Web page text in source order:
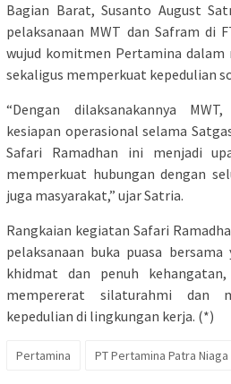
Bagian Barat, Susanto August
pelaksanaan MWT dan Safram di
wujud komitmen Pertamina dalam
sekaligus memperkuat kepedulian
“Dengan dilaksanakannya
kesiapan operasional selama
Safari Ramadhan ini menjadi
memperkuat hubungan dengan
juga masyarakat,” ujar Satria.
Rangkaian kegiatan Safari
pelaksanaan buka puasa
khidmat dan penuh
mempererat silaturahmi dan
kepedulian di lingkungan kerja. (*)
Pertamina PT Pertamina Patra Niaga